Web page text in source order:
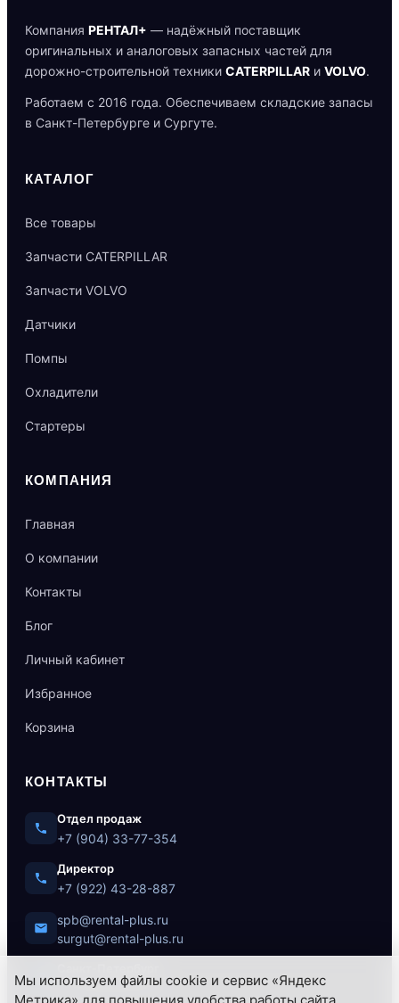
Компания РЕНТАЛ+ — надёжный поставщик
оригинальных и аналоговых запасных частей для
дорожно-строительной техники CATERPILLAR и VOLVO.
Работаем с 2016 года. Обеспечиваем складские запасы
в Санкт-Петербурге и Сургуте.
КАТАЛОГ
Все товары
Запчасти CATERPILLAR
Запчасти VOLVO
Датчики
Помпы
Охладители
Стартеры
КОМПАНИЯ
Главная
О компании
Контакты
Блог
Личный кабинет
Избранное
Корзина
КОНТАКТЫ
Отдел продаж
+7 (904) 33-77-354
Директор
+7 (922) 43-28-887
spb@rental-plus.ru
surgut@rental-plus.ru
ул. Литовская, 10
Мы используем файлы cookie и сервис «Яндекс